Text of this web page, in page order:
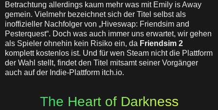
Betrachtung allerdings kaum mehr was mit Emily is Away
gemein. Vielmehr bezeichnet sich der Titel selbst als
inoffizieller Nachfolger von „Hiveswap: Friendsim and
Pesterquest“. Doch was auch immer uns erwartet, wir gehen
als Spieler ohnehin kein Risiko ein, da Friendsim 2
komplett kostenlos ist. Und für wen Steam nicht die Plattform
der Wahl stellt, findet den Titel mitsamt seiner Vorgänger
auch auf der Indie-Plattform itch.io.
The Heart of Darkness